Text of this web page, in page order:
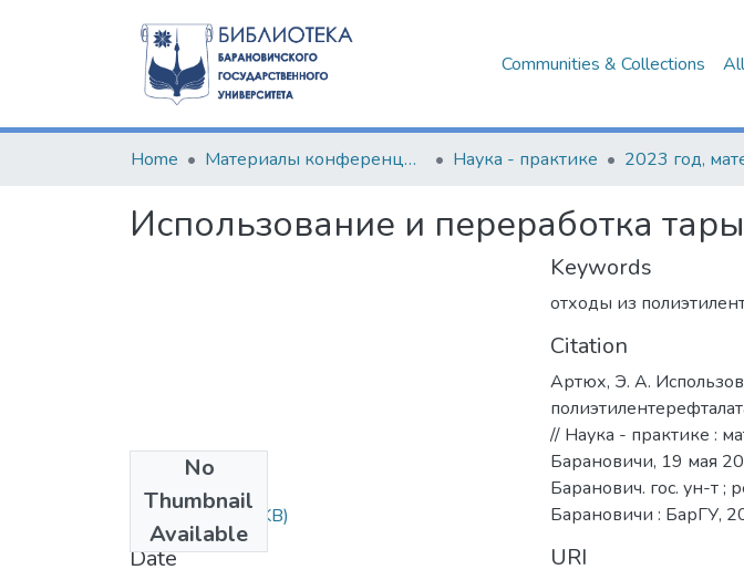
Communities & Collections
Home Материалы конференций и семинаров Наука - практике
Использование и переработка
No
Thumbnail
Available
252.pdf(284.96 KB)
Date
Keywords
отходы из
Citation
Артюх, Э. А.
// Наука - практике :
Барановичи, 19 мая
Баранович. гос. ун-т ;
Барановичи : БарГУ,
URI